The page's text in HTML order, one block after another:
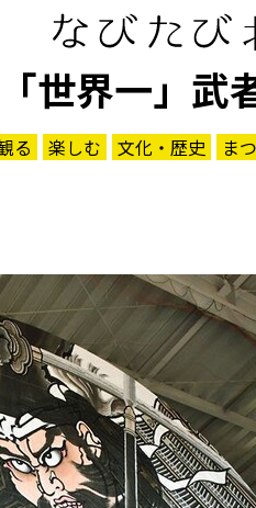
世界一」武
る 楽しむ 文化・歴史 ま